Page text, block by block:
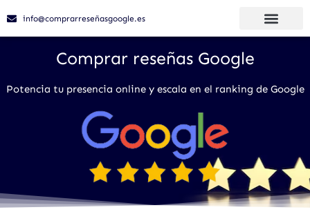
info@comprarreseñasgoogle.es
Comprar reseñas Google
Potencia tu presencia online y escala en el ranking de Google